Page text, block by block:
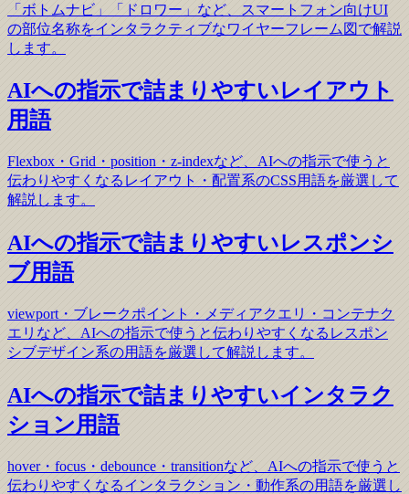
「ボトムナビ」「ドロワー」など、スマートフォン向けUI
の部位名称をインタラクティブなワイヤーフレーム図で解説
します。
AIへの指示で詰まりやすいレイアウト
用語
Flexbox・Grid・position・z-indexなど、AIへの指示で使うと
伝わりやすくなるレイアウト・配置系のCSS用語を厳選して
解説します。
AIへの指示で詰まりやすいレスポンシ
ブ用語
viewport・ブレークポイント・メディアクエリ・コンテナク
エリなど、AIへの指示で使うと伝わりやすくなるレスポン
シブデザイン系の用語を厳選して解説します。
AIへの指示で詰まりやすいインタラク
ション用語
hover・focus・debounce・transitionなど、AIへの指示で使うと
伝わりやすくなるインタラクション・動作系の用語を厳選し